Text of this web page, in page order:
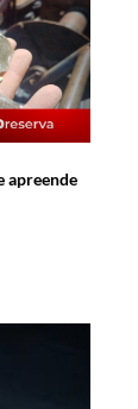
apreende